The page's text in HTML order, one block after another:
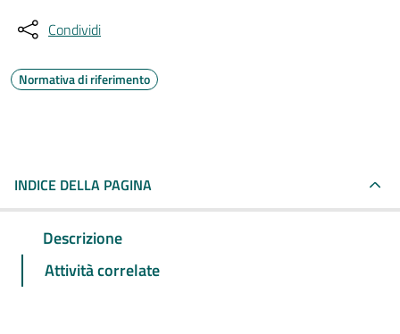
Condividi
Normativa di riferimento
INDICE DELLA PAGINA
Descrizione
Attività correlate